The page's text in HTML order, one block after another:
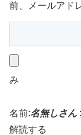
前、メールアド
み
名前:名無しさん :
解読する